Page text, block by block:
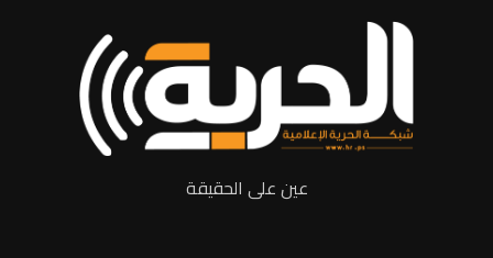
عين على الحقيقة